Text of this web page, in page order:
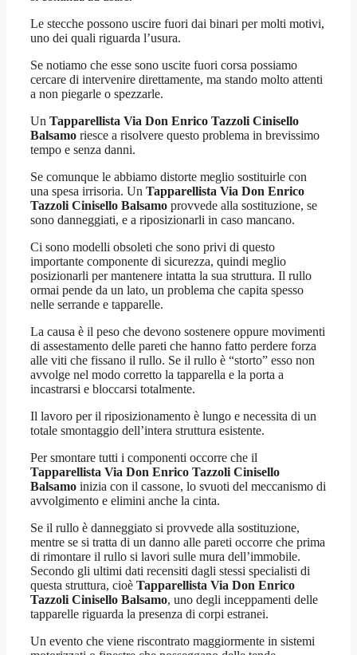
Le stecche possono uscire fuori dai binari per molti motivi,
uno dei quali riguarda l’usura.
Se notiamo che esse sono uscite fuori corsa possiamo
cercare di intervenire direttamente, ma stando molto attenti
a non piegarle o spezzarle.
Un Tapparellista Via Don Enrico Tazzoli Cinisello
Balsamo riesce a risolvere questo problema in brevissimo
tempo e senza danni.
Se comunque le abbiamo distorte meglio sostituirle con
una spesa irrisoria. Un Tapparellista Via Don Enrico
Tazzoli Cinisello Balsamo provvede alla sostituzione, se
sono danneggiati, e a riposizionarli in caso mancano.
Ci sono modelli obsoleti che sono privi di questo
importante componente di sicurezza, quindi meglio
posizionarli per mantenere intatta la sua struttura. Il rullo
ormai pende da un lato, un problema che capita spesso
nelle serrande e tapparelle.
La causa è il peso che devono sostenere oppure movimenti
di assestamento delle pareti che hanno fatto perdere forza
alle viti che fissano il rullo. Se il rullo è “storto” esso non
avvolge nel modo corretto la tapparella e la porta a
incastrarsi e bloccarsi totalmente.
Il lavoro per il riposizionamento è lungo e necessita di un
totale smontaggio dell’intera struttura esistente.
Per smontare tutti i componenti occorre che il
Tapparellista Via Don Enrico Tazzoli Cinisello
Balsamo inizia con il cassone, lo svuoti del meccanismo di
avvolgimento e elimini anche la cinta.
Se il rullo è danneggiato si provvede alla sostituzione,
mentre se si tratta di un danno alle pareti occorre che prima
di rimontare il rullo si lavori sulle mura dell’immobile.
Secondo gli ultimi dati recensiti dagli stessi specialisti di
questa struttura, cioè Tapparellista Via Don Enrico
Tazzoli Cinisello Balsamo, uno degli inceppamenti delle
tapparelle riguarda la presenza di corpi estranei.
Un evento che viene riscontrato maggiormente in sistemi